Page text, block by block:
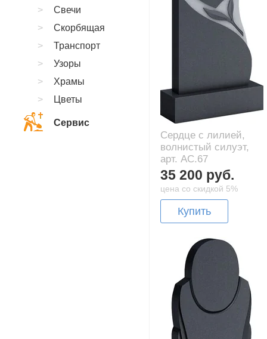
Сердце с лилией,
волнистый силуэт,
арт. AC.67
35 200 руб.
цена со скидкой 5%
Купить
Свечи
Скорбящая
Транспорт
Узоры
Храмы
Цветы
Сервис